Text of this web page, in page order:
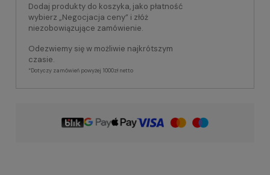
Dodaj produkty do koszyka, jako płatność
wybierz „Negocjacja ceny” i złóż
niezobowiązujące zamówienie.
Odezwiemy się w możliwie najkrótszym
czasie.
*Dotyczy zamówień powyżej 1000zł netto